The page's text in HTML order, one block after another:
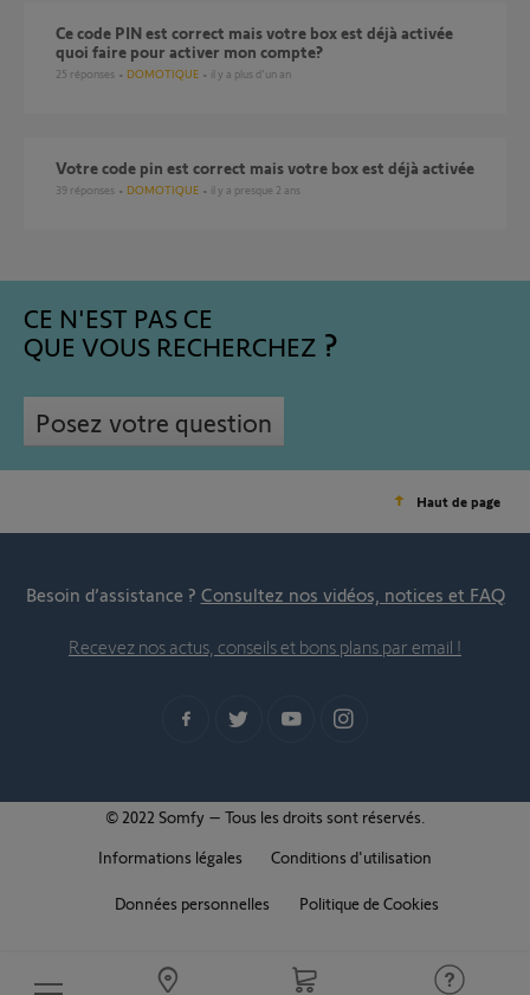
Ce code PIN est correct mais votre box est déjà activée
quoi faire pour activer mon compte?
25 réponses DOMOTIQUE il y a plus d'un an
Votre code pin est correct mais votre box est déjà activée
39 réponses DOMOTIQUE il y a presque 2 ans
CE N'EST PAS CE
QUE VOUS RECHERCHEZ
Posez votre question
Haut de page
Besoin d’assistance ? Consultez nos vidéos, notices et FAQ
Recevez nos actus, conseils et bons plans par email !
© 2022 Somfy – Tous les droits sont réservés.
Informations légales
Conditions d'utilisation
Données personnelles Politique de Cookies